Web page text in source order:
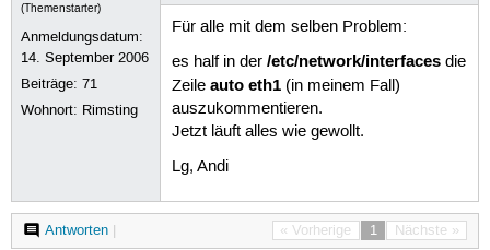
(Themenstarter)
Anmeldungsdatum:
14. September 2006
Beiträge:71
Wohnort: Rimsting
Für alle mit dem selben Problem:
es half in der /etc/network/interfacesdie
Zeile auto eth1(in meinem Fall)
auszukommentieren.
Jetzt läuft alles wie gewollt.
Lg, Andi
« Vorherige 1 Nächste »
Antworten|